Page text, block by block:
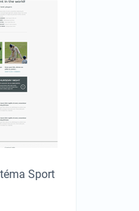
Sport